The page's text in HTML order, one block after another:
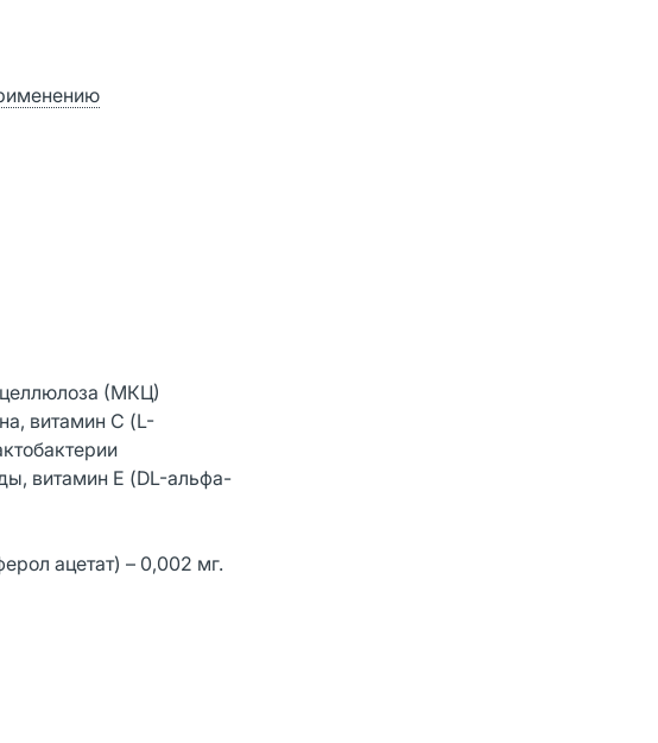
целлюлоза (МКЦ)
витамин С (L-
витамин Е (DL-альфа-
ацетат) – 0,002 мг.